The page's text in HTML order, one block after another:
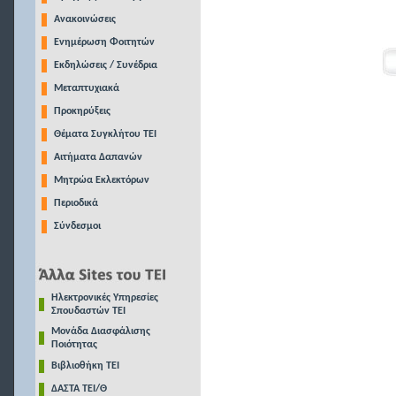
Ανακοινώσεις
Ενημέρωση Φοιτητών
Εκδηλώσεις / Συνέδρια
Μεταπτυχιακά
Προκηρύξεις
Θέματα Συγκλήτου ΤΕΙ
Αιτήματα Δαπανών
Μητρώα Εκλεκτόρων
Περιοδικά
Σύνδεσμοι
Ηλεκτρονικές Υπηρεσίες
Σπουδαστών ΤΕΙ
Μονάδα Διασφάλισης
Ποιότητας
Βιβλιοθήκη ΤΕΙ
ΔΑΣΤΑ ΤΕΙ/Θ